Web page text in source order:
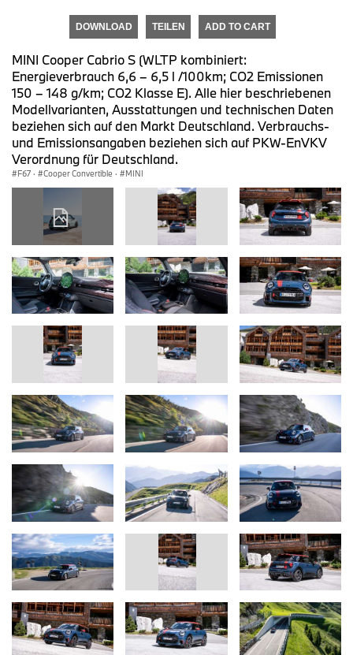
DOWNLOAD TEILEN ADD TO CART
MINI Cooper Cabrio S (WLTP kombiniert:
Energieverbrauch 6,6 – 6,5 l /100km; CO2 Emissionen
150 – 148 g/km; CO2 Klasse E). Alle hier beschriebenen
Modellvarianten, Ausstattungen und technischen Daten
beziehen sich auf den Markt Deutschland. Verbrauchs-
und Emissionsangaben beziehen sich auf PKW-EnVKV
Verordnung für Deutschland.
F67 · Cooper Convertible · MINI